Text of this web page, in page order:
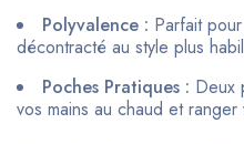
Polyvalence : Parfait
décontracté au style plus
Poches Pratiques : Deux
vos mains au chaud et